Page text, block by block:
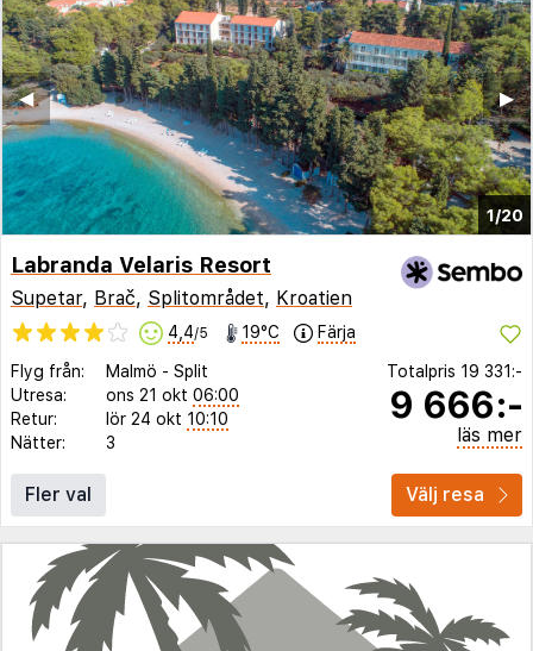
1/20
▶︎
◀︎
Labranda Velaris Resort
Supetar, Brač, Splitområdet, Kroatien
4,4/5 19°C Färja
Flyg från: Malmö - Split
Utresa:
ons 21 okt 06:00
Retur:
lör 24 okt 10:10
Nätter:
3
Totalpris 19 331:-
9 666:-
läs mer
Fler val Välj resa